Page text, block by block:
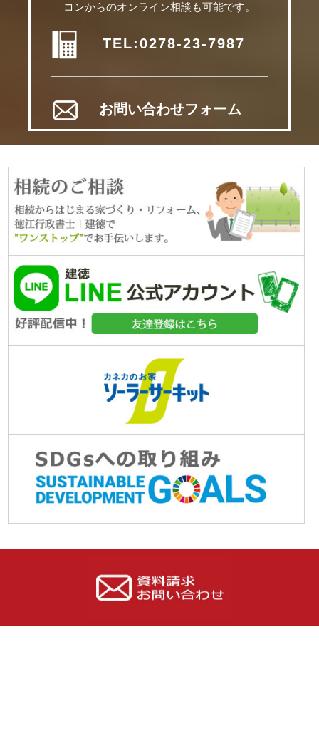
コンからのオンライン相談も可能です。
TEL:0278-23-7987
お問い合わせフォーム